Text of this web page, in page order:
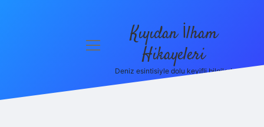
menüyü
Kıyıdan İlham
Hikayeleri
Deniz esintisiyle dolu keyifli bilgiler!